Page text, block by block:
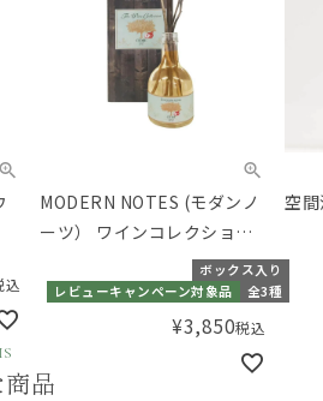
込
MODERN NOTES (モダンノ
ーツ） ワインコレクション
リードディフューザーボックス入り
レビューキャンペーン対象品
全3種
¥3,850税込
空
品